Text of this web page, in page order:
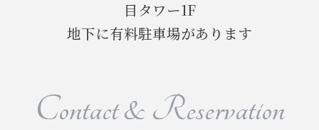
本日合格発表
お疲れ様でした
目タワー1F
地下に有料駐車場があります
Contact & Reservation